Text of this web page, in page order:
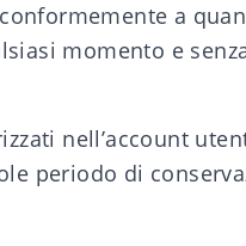
a
momento e
nell’account
periodo di